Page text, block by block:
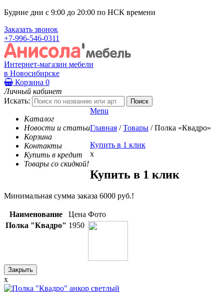
Будние дни с 9:00 до 20:00 по НСК времени
Заказать звонок
+7-996-546-0311
Интернет-магазин мебели
в Новосибирске
Корзина 0
Личный кабинет
Искать:
Каталог
Новости и статьи
Корзина
Контакты
Купить в кредит
Товары со скидкой!
Menu
Главная / Товары / Полка «Квадро»
Купить в 1 клик
x
Купить в 1 клик
Минимальная сумма заказа 6000 руб.!
Наименование Цена Фото
Полка "Квадро" 1950
Закрыть
x